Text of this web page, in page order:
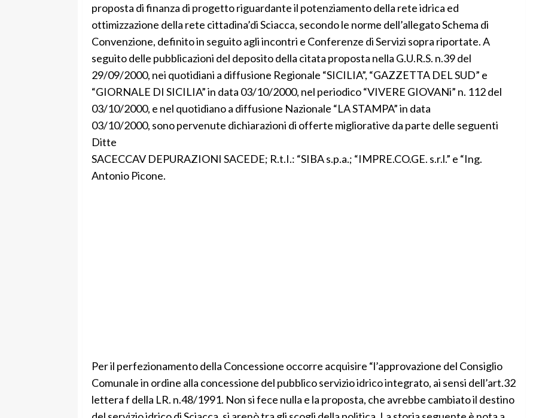
proposta di finanza di progetto riguardante il potenziamento della rete idrica ed
ottimizzazione della rete cittadina’di Sciacca, secondo le norme dell’allegato Schema di
Convenzione, definito in seguito agli incontri e Conferenze di Servizi sopra riportate. A
seguito delle pubblicazioni del deposito della citata proposta nella G.U.R.S. n.39 del
29/09/2000, nei quotidiani a diffusione Regionale “SICILIA”, “GAZZETTA DEL SUD” e
“GIORNALE DI SICILIA” in data 03/10/2000, nel periodico “VIVERE GIOVANi” n. 112 del
03/10/2000, e nel quotidiano a diffusione Nazionale “LA STAMPA” in data
03/10/2000, sono pervenute dichiarazioni di offerte migliorative da parte delle seguenti
Ditte
SACECCAV DEPURAZIONI SACEDE; R.t.I.: “SIBA s.p.a.; “IMPRE.CO.GE. s.r.l.” e “Ing.
Antonio Picone.
Per il perfezionamento della Concessione occorre acquisire “l’approvazione del Consiglio
Comunale in ordine alla concessione del pubblico servizio idrico integrato, ai sensi dell’art.32
lettera f della LR. n.48/1991. Non si fece nulla e la proposta, che avrebbe cambiato il destino